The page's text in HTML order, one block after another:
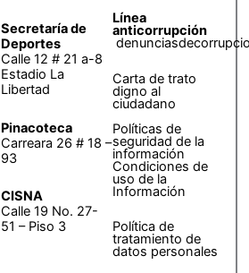
Secretaría de
Deportes
Calle 12 # 21 a-8
Estadio La
Libertad
Pinacoteca
Carreara 26 # 18 –
93
CISNA
Calle 19 No. 27-
51 – Piso 3
Línea
anticorrupción
Carta de trato
digno al
ciudadano
Políticas de
seguridad de la
información
Condiciones de
uso de la
Información
Política de
tratamiento de
datos personales